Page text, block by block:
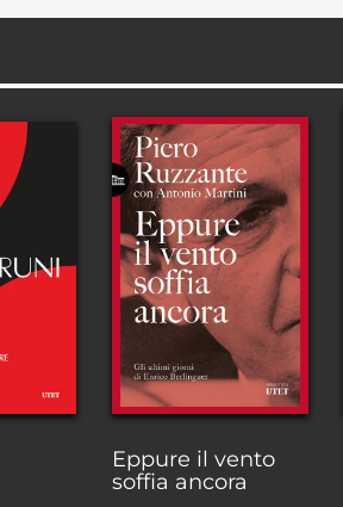
Eppure il vento
soffia ancora